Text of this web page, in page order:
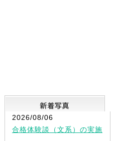
2026/08/06
合格体験談（文系）の実施